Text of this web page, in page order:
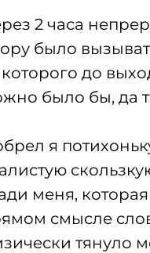
2 часа
было
которого до
было бы, да
я
меня,
смысле
тянуло